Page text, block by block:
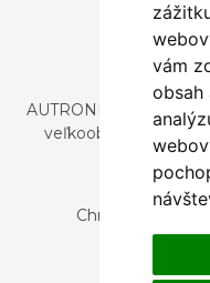
vám
obsah
AUTRONIC, s.r.o. je
veľkoobchodným
Chrustenice 270,
Nová 366,